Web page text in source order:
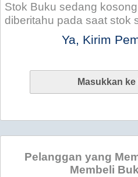
Stok Buku sedang
diberitahu pada saat stok
Ya, Kirim
Pelanggan yang
Membeli